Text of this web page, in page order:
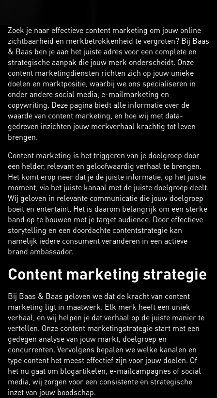
Zoek je naar effectieve content marketing om jouw online
zichtbaarheid en merkbetrokkenheid te vergroten? Bij Baas
& Baas ben je aan het juiste adres voor een complete en
strategische aanpak die jouw merk onderscheidt. Onze
content marketingdiensten richten zich op jouw unieke
doelen en marktpositie, waarbij we ons specialiseren in
onder andere social media, e-mailmarketing en
copywriting. Deze pagina biedt alle informatie over de
waarde van content marketing, en hoe wij met data-
gedreven inzichten jouw merkverhaal krachtig tot leven
brengen.
Content marketing is het triggeren van je doelgroep door
een helder, relevant en geloofwaardig verhaal te brengen.
Het komt erop neer dat je de juiste informatie, op het juiste
moment, via het juiste kanaal met de juiste doelgroep deelt.
Wij geloven in relevante communicatie die jouw doelgroep
boeit en entertaint. Het is daarom belangrijk om een sterke
band op te bouwen met je target audience. Door effectieve
storytelling en een doordachte contentstrategie kan
namelijk iedere consument veranderen in een actieve
brand ambassador.
Content marketing strategie
Bij Baas & Baas geloven we dat de kracht van content
marketing ligt in maatwerk. Elk merk heeft een uniek
verhaal, en wij helpen je dat verhaal op de juiste manier te
vertellen. Onze content marketingstrategie start met een
gedegen analyse van jouw markt, doelgroep en
concurrenten. Vervolgens bepalen we welke kanalen en
type content het meest effectief zijn voor jouw doelen. Of
het nu gaat om blogartikelen, e-mailcampagnes of social
media, wij zorgen voor een consistente en strategische
inzet van jouw boodschap.